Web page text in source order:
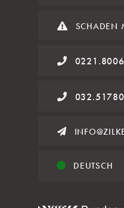
SCHADEN
DEUTSCH